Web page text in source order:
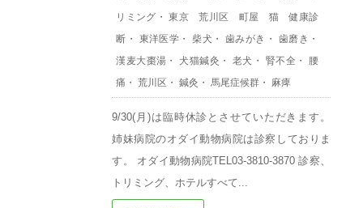
リミング ・東京 荒川区 町屋 猫 健康診
断 ・ 東洋医学 ・柴犬 ・歯みがき ・ 歯磨き ・
漢麦大棗湯 ・犬猫鍼灸 ・老犬 ・ 腎不全 ・
腰
痛 ・荒川区 ・鍼灸 ・馬尾症候群 ・ 麻痺
9/30(月)は臨時休診とさせていただきます。
姉妹病院のオダイ動物病院は診察しておりま
す。 オダイ動物病院TEL03-3810-3870 診察、
トリミング、ホテルすべて...